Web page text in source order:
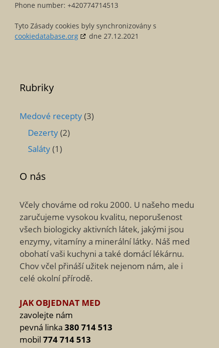
Phone number: +420774714513
Tyto Zásady cookies byly synchronizovány s
cookiedatabase.org
dne 27.12.2021
Rubriky
Medové recepty(3)
Dezerty(2)
Saláty(1)
O nás
Včely chováme od roku 2000. U našeho medu
zaručujeme vysokou kvalitu, neporušenost
všech biologicky aktivních látek, jakými jsou
enzymy, vitamíny a minerální látky. Náš med
obohatí vaši kuchyni a také domácí lékárnu.
Chov včel přináší užitek nejenom nám, ale i
celé okolní přírodě.
JAK OBJEDNAT MED
zavolejte nám
pevná linka 380 714 513
mobil 774 714 513